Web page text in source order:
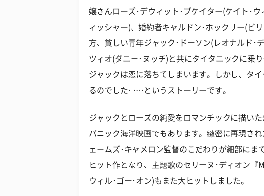
嬢さんローズ･デウィット･ブケイター(ケイト･
ィッシャー)、婚約者キャルドン･ホックリー(ビ
方、貧しい青年ジャック･ドーソン(レオナルド･
ツィオ(ダニー･ヌッチ)と共にタイタニックに乗
ジャックは恋に落ちてしまいます。しかし、タ
るのでした……というストーリーです。
ジャックとローズの純愛をロマンチックに描い
パニック海洋映画でもあります。緻密に再現さ
ェームズ･キャメロン監督のこだわりが細部にま
ヒット作となり、主題歌のセリーヌ･ディオン『
ウィル･ゴー･オン)もまた大ヒットしました。